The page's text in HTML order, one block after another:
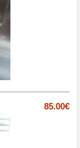
85.00€